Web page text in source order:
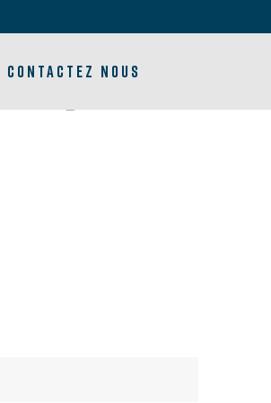
CONTACTEZ NOUS